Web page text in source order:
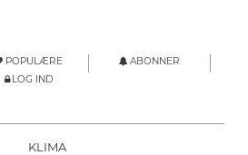
POPULÆRE
ABONNER
LOG IND
KLIMA